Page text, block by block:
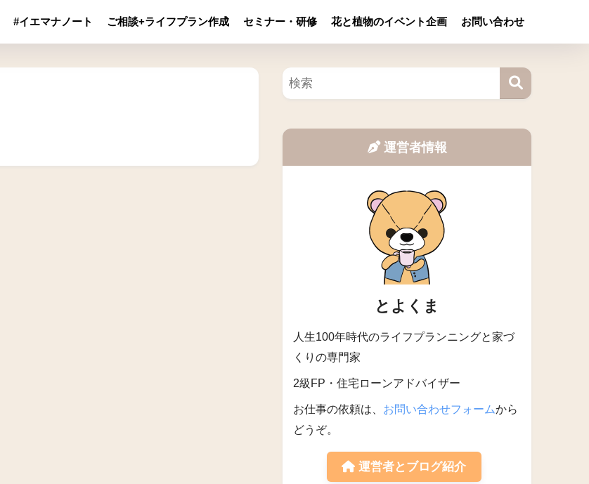
#イエマナノート ご相談+ライフプラン作成 セミナー・研修 花と植物のイベント企画 お問い合わせ
運営者情報
とよくま
人生100年時代のライフプランニングと家づ
くりの専門家
2級FP・住宅ローンアドバイザー
お仕事の依頼は、 お問い合わせフォームから
どうぞ。
運営者とブログ紹介